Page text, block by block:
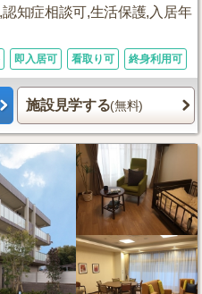
知症相談可,生活保護,入居年
即入居可 看取り可 終身利用可
施設見学する(無料)